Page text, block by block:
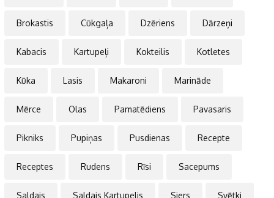
Brokastis Cūkgaļa Dzēriens Dārzeņi
Kabacis Kartupeļi Kokteilis Kotletes
Kūka Lasis Makaroni Marināde
Mērce Olas Pamatēdiens Pavasaris
Pikniks Pupiņas Pusdienas Recepte
Receptes Rudens Rīsi Sacepums
Saldais Saldais Kartupelis Siers Svētki